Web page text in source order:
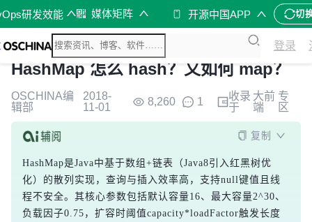
研发效能 媒体矩阵 开源中国APP 切
登录
HashMap 怎么 hash？又如何 map？
OSCHINA编
辑部
2018-
11-01
8,260 1
收录
于
大前
端
专
区
复制
HashMap是Java中基于数组+链表（Java8引入红黑树优
化）的散列实现，查询与插入效率高，支持null键值且线
程不安全。其核心参数包括默认容量16、最大容量2^30、
负载因子0.75，扩容时阈值capacity*loadFactor触发长度